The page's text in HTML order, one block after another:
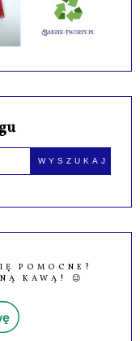
POMOCNE?
KAWĄ! 😉